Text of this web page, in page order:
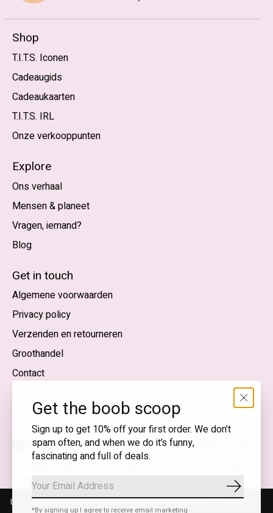
Shop
T.I.T.S. Iconen
Cadeaugids
Cadeaukaarten
T.I.T.S. IRL
Onze verkooppunten
Explore
Ons verhaal
Mensen & planeet
Vragen, iemand?
Blog
Get in touch
Algemene voorwaarden
Privacy policy
Verzenden en retourneren
Groothandel
Contact
knipoog
feed
Nederlands — EUR
SEK
Get the boob scoop
Sign up to get 10% off your first order. We don’t
spam often, and when we do it’s funny,
fascinating and full of deals.
*By signing up I agree to receive email marketing
Door het gebruiken van onze website, ga je akkoord met het gebruik